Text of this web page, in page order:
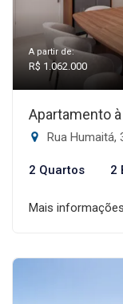
A partir de:
R$ 1.062.000
Apartamento
Rua Humaitá,
2 Quartos 2
Mais informações